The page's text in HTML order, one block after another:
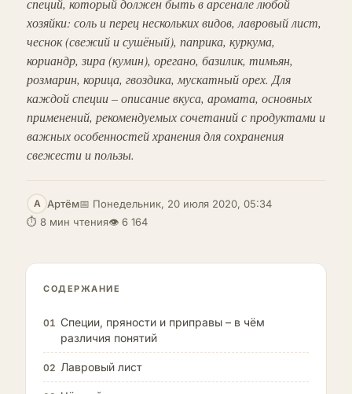
хозяйки: соль и перец нескольких видов, лавровый лист,
чеснок (свежий и сушёный), паприка, куркума,
кориандр, зира (кумин), орегано, базилик, тимьян,
розмарин, корица, гвоздика, мускатный орех. Для
каждой специи – описание вкуса, аромата, основных
применений, рекомендуемых сочетаний с продуктами и
важных особенностей хранения для сохранения
свежести и пользы.
А Артём📅 Понедельник, 20 июля 2020, 05:34
⏱ 8 мин чтения👁 6 164
СОДЕРЖАНИЕ
01 Специи, пряности и приправы – в чём
различия понятий
02 Лавровый лист